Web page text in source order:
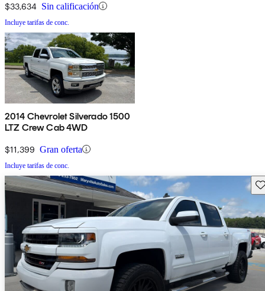
$33,634 Sin calificación
Incluye tarifas de conc.
2014 Chevrolet Silverado 1500
LTZ Crew Cab 4WD
$11,399 Gran oferta
Incluye tarifas de conc.